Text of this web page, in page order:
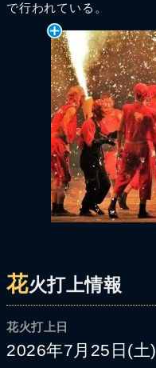
で行われている。
花火打上情報
花火打上日
2026年7月25日(土)